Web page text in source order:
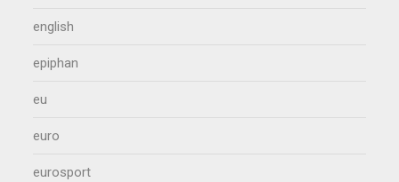
english
epiphan
eu
euro
eurosport